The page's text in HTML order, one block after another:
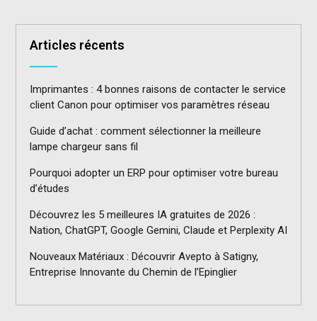
Articles récents
Imprimantes : 4 bonnes raisons de contacter le service
client Canon pour optimiser vos paramètres réseau
Guide d’achat : comment sélectionner la meilleure
lampe chargeur sans fil
Pourquoi adopter un ERP pour optimiser votre bureau
d’études
Découvrez les 5 meilleures IA gratuites de 2026 :
Nation, ChatGPT, Google Gemini, Claude et Perplexity AI
Nouveaux Matériaux : Découvrir Avepto à Satigny,
Entreprise Innovante du Chemin de l’Epinglier